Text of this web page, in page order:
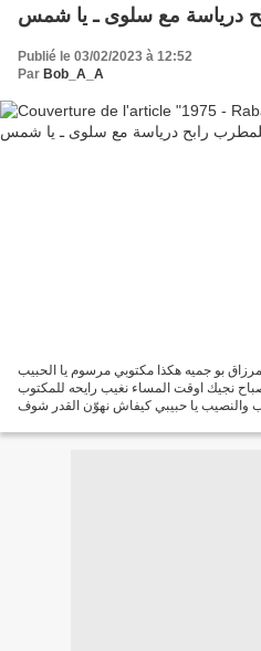
درياسة مع سلوى ـ يا شمس
Publié le 03/02/2023 à 12:52
Par Bob_A_A
بو جميه هكذا مكتوبي مرسوم يا الحبيب
نجيك اوقت المساء نغيب رايحه للمكتوب
والنصيب يا حبيبي كيفاش نهوّن القدر شوف